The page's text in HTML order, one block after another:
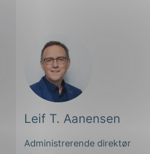
Leif T. Aanensen
Administrerende direktør